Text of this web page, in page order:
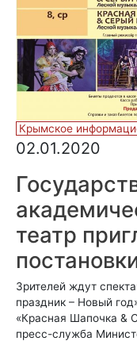
Крымское
02.01.2020
театр
Зрителей ждут
праздник – Новый
«Красная Шапочка &
пресс-служба